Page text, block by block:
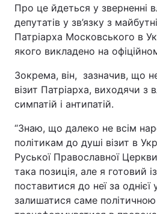
Про це йдеться у зверненні
депутатів у зв’язку з
Патріарха Московського в
якого викладено на
Зокрема, він, зазначив, що
візит Патріарха, виходячи з
симпатій і антипатій.
“Знаю, що далеко не всім
політикам до душі візит в
Руської Православної
така позиція, але я готовий
поставитися до неї за
залишатися саме